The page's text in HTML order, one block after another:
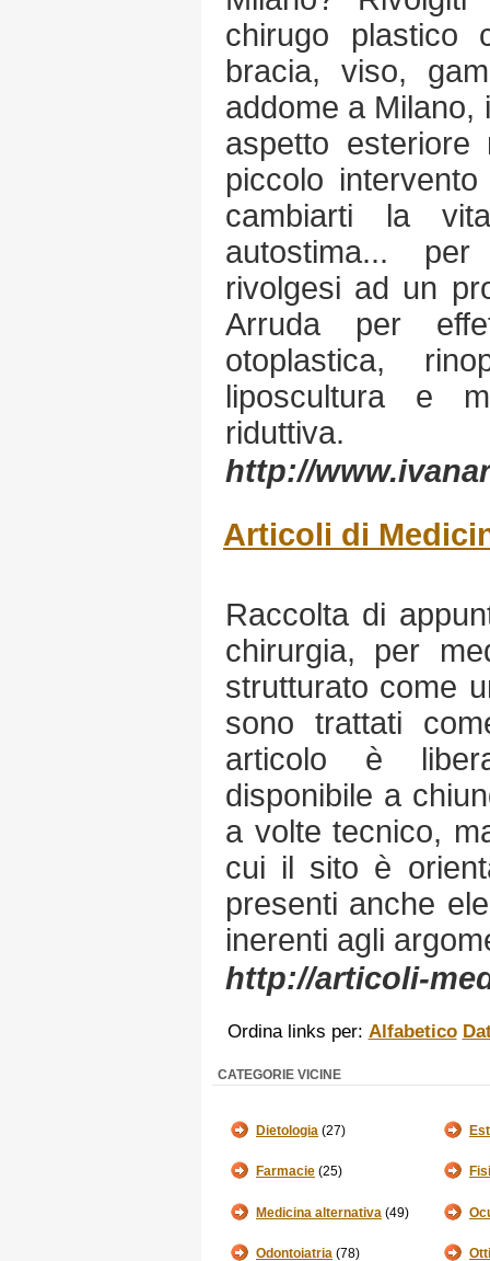
chirugo plastico
bracia, viso,
addome a Milano,
aspetto
piccolo
cambiarti la
autostima...
rivolgesi ad un
Arruda per
otoplastica,
liposcultura e
riduttiva.
http://
Articoli di
Raccolta di
chirurgia, per
strutturato come
sono trattati
articolo è
disponibile a
a volte tecnico,
cui il sito è
presenti anche
inerenti agli
http://articoli-
Ordina links per: Alfabetico
CATEGORIE VICINE
Dietologia (27)
Farmacie (25)
Medicina alternativa (49)
Odontoiatria (78)